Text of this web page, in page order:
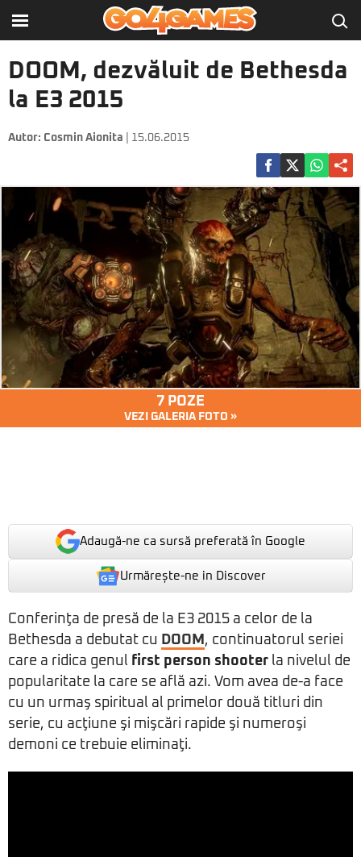
DOOM, dezvăluit de Bethesda
la E3 2015
Autor: Cosmin Aionita | 15.06.2015
7 POZE
VEZI GALERIA FOTO »
Adaugă-ne ca sursă preferată în Google
Urmărește-ne in Discover
Conferinţa de presă de la E3 2015 a celor de la
Bethesda a debutat cu DOOM , continuatorul seriei
care a ridica genul first person shooter la nivelul de
popularitate la care se află azi. Vom avea de-a face
cu un urmaş spiritual al primelor două titluri din
serie, cu acţiune şi mişcări rapide şi numeroşi
demoni ce trebuie eliminaţi.